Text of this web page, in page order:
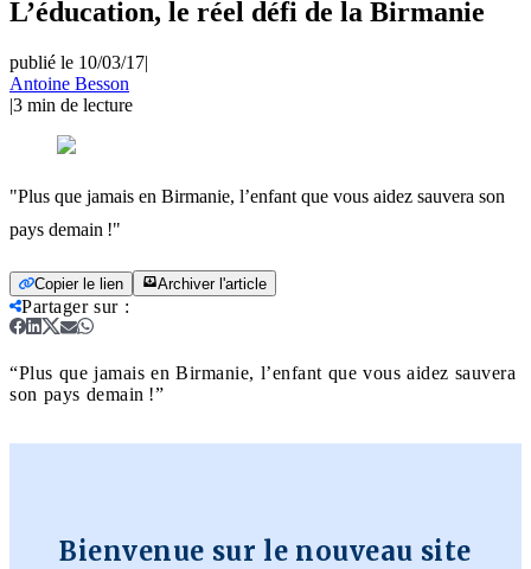
L’éducation, le réel défi de la Birmanie
publié le 10/03/17|
Antoine Besson
|3 min de lecture
"Plus que jamais en Birmanie, l’enfant que vous aidez sauvera son
pays demain !"
Copier le lien Archiver l'article
Partager sur:
“Plus que jamais en Birmanie, l’enfant que vous aidez sauvera
son pays demain !”
Bienvenue sur le nouveau site